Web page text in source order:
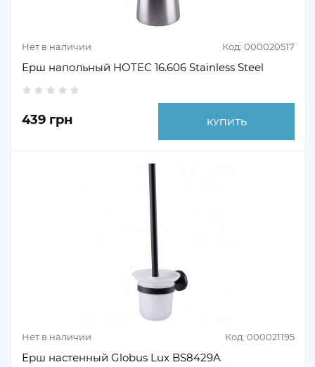
Нет в наличии Код: 000020517
Ерш напольный HOTEC 16.606 Stainless Steel
439 грн КУПИТЬ
Нет в наличии Код: 000021195
Ерш настенный Globus Lux BS8429A